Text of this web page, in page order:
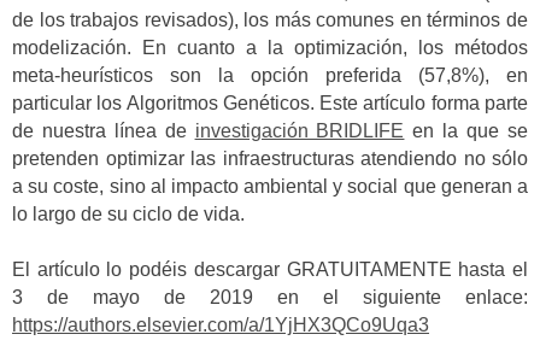
de los trabajos revisados), los más comunes en términos de
modelización. En cuanto a la optimización, los métodos
meta-heurísticos son la opción preferida (57,8%), en
particular los Algoritmos Genéticos. Este artículo forma parte
de nuestra línea de investigación BRIDLIFE en la que se
pretenden optimizar las infraestructuras atendiendo no sólo
a su coste, sino al impacto ambiental y social que generan a
lo largo de su ciclo de vida.
El artículo lo podéis descargar GRATUITAMENTE hasta el
3 de mayo de 2019 en el siguiente enlace:
https://authors.elsevier.com/a/1YjHX3QCo9Uqa3